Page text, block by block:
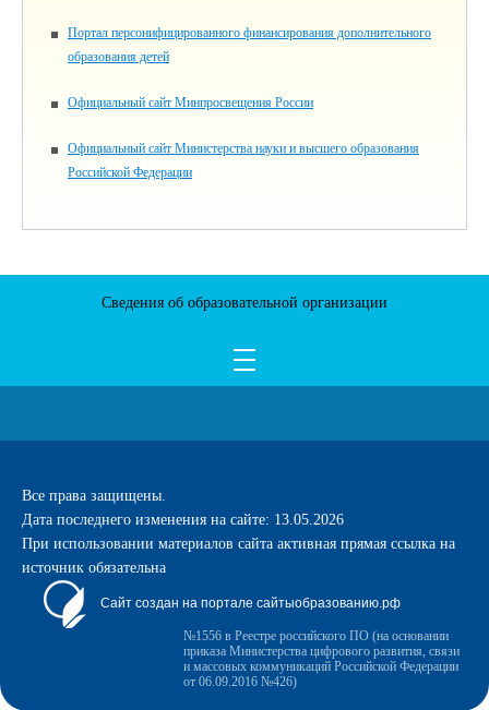
Портал персонифицированного финансирования дополнительного
образования детей
Официальный сайт Минпросвещения России
Официальный сайт Министерства науки и высшего образования
Российской Федерации
Сведения об образовательной организации
Все права защищены.
Дата последнего изменения на сайте: 13.05.2026
При использовании материалов сайта активная прямая ссылка на
источник обязательна
Сайт создан на портале сайтыобразованию.рф
№1556 в Реестре российского ПО (на основании
приказа Министерства цифрового развития, связи
и массовых коммуникаций Российской Федерации
от 06.09.2016 №426)